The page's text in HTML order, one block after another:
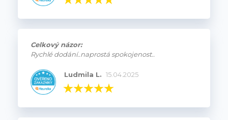
Celkový názor:
Rychlé dodání..naprostá spokojenost..
Ludmila L. 15.04.2025